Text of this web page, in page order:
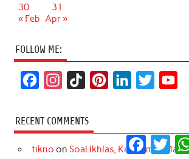
30
31
« Feb Apr »
FOLLOW ME:
c
e
b
s
t
a
k
T
o
t
e
k
e
t
t
T
u
RECENT COMMENTS
tikno on Soal Ikhlas, Kita Semua
Facebook